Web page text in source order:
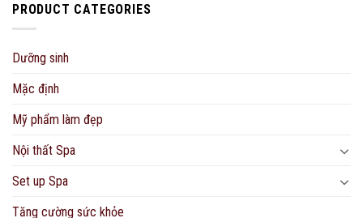
PRODUCT CATEGORIES
Dưỡng sinh
Mặc định
Mỹ phẩm làm đẹp
Nội thất Spa
Set up Spa
Tăng cường sức khỏe